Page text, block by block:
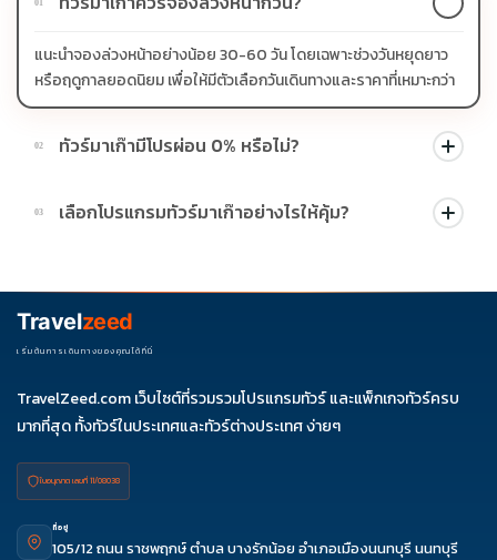
01
แนะนำจองล่วงหน้าอย่างน้อย 30-60 วัน โดยเฉพาะช่วงวันหยุดยาว
หรือฤดูกาลยอดนิยม เพื่อให้มีตัวเลือกวันเดินทางและราคาที่เหมาะกว่า
02 ทัวร์มาเก๊ามีโปรผ่อน 0% หรือไม่?
บางโปรแกรมมีโปรผ่อน 0% หรือโปรโมชั่นบัตรเครดิตตามเงื่อนไขที่
บริษัทกำหนด สามารถดูสัญลักษณ์โปรโมชั่นในรายการทัวร์แต่ละ
03 เลือกโปรแกรมทัวร์มาเก๊าอย่างไรให้คุ้ม?
ช่วงราคา ไม่ควรเทียบจากราคาต่ำสุดเพียงอย่างเดียว
Travelzeed
เริ่มต้นการเดินทางของคุณได้ที่นี่
TravelZeed.com เว็บไซต์ที่รวมรวมโปรแกรมทัวร์ และแพ็กเกจทัวร์ครบ
มากที่สุด ทั้งทัวร์ในประเทศและทัวร์ต่างประเทศ ง่ายๆ
ใบอนุญาต เลขที่ 11/08038
ที่อยู่
105/12 ถนน ราชพฤกษ์ ตำบล บางรักน้อย อำเภอเมืองนนทบุรี นนทบุรี